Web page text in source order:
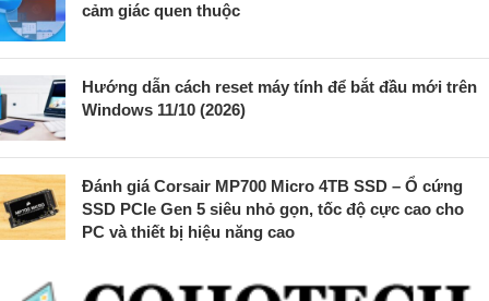
cảm giác quen thuộc
Hướng dẫn cách reset máy tính để bắt đầu mới trên
Windows 11/10 (2026)
Đánh giá Corsair MP700 Micro 4TB SSD – Ổ cứng
SSD PCIe Gen 5 siêu nhỏ gọn, tốc độ cực cao cho
PC và thiết bị hiệu năng cao